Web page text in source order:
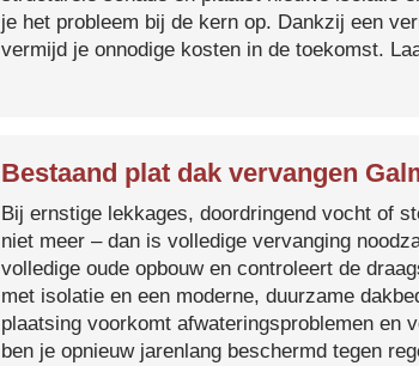
je het probleem bij de kern op. Dankzij een
vermijd je onnodige kosten in de toekomst.
Bestaand plat dak vervangen
Bij ernstige lekkages, doordringend vocht of
niet meer – dan is volledige vervanging
volledige oude opbouw en controleert de
met isolatie en een moderne, duurzame
plaatsing voorkomt afwateringsproblemen en
ben je opnieuw jarenlang beschermd tegen